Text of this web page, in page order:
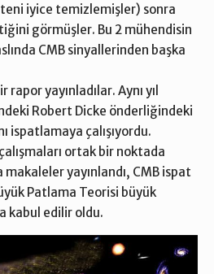
iyice temizlemişler) sonra
görmüşler. Bu 2 mühendisin
CMB sinyallerinden başka
yayınladılar. Aynı yıl
Robert Dicke önderliğindeki
ispatlamaya çalışıyordu.
ortak bir noktada
makaleler yayınlandı, CMB ispat
Patlama Teorisi büyük
kabul edilir oldu.